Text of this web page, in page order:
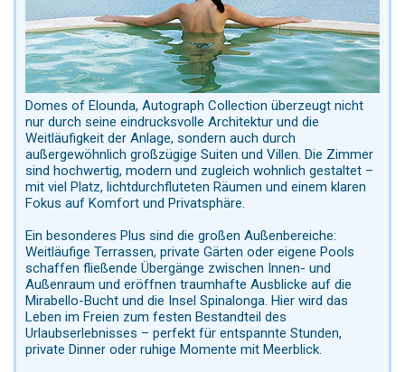
Domes of Elounda, Autograph Collection überzeugt nicht
nur durch seine eindrucksvolle Architektur und die
Weitläufigkeit der Anlage, sondern auch durch
außergewöhnlich großzügige Suiten und Villen. Die Zimmer
sind hochwertig, modern und zugleich wohnlich gestaltet –
mit viel Platz, lichtdurchfluteten Räumen und einem klaren
Fokus auf Komfort und Privatsphäre.
Ein besonderes Plus sind die großen Außenbereiche:
Weitläufige Terrassen, private Gärten oder eigene Pools
schaffen fließende Übergänge zwischen Innen- und
Außenraum und eröffnen traumhafte Ausblicke auf die
Mirabello-Bucht und die Insel Spinalonga. Hier wird das
Leben im Freien zum festen Bestandteil des
Urlaubserlebnisses – perfekt für entspannte Stunden,
private Dinner oder ruhige Momente mit Meerblick.